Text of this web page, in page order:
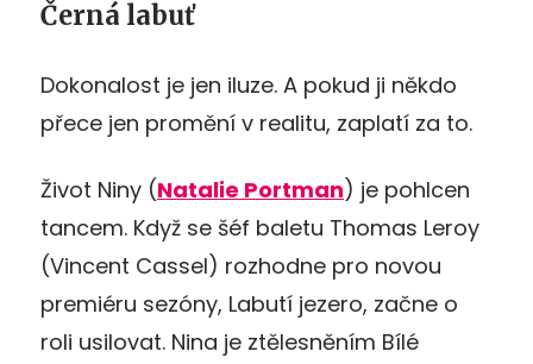
Černá labuť
Dokonalost je jen iluze. A pokud ji někdo
přece jen promění v realitu, zaplatí za to.
Život Niny (Natalie Portman) je pohlcen
tancem. Když se šéf baletu Thomas Leroy
(Vincent Cassel) rozhodne pro novou
premiéru sezóny, Labutí jezero, začne o
roli usilovat. Nina je ztělesněním Bílé